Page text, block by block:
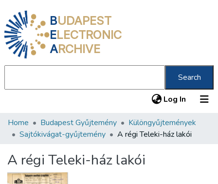
BUDAPEST
ELECTRONIC
ARCHIVE
Search
Log In (current)
Communities & Collections
Statistics
About us
Home Budapest Gyűjtemény
Különgyűjtemények
Sajtókivágat-gyűjtemény
A régi Teleki-ház lakói
A régi Teleki-ház lakói